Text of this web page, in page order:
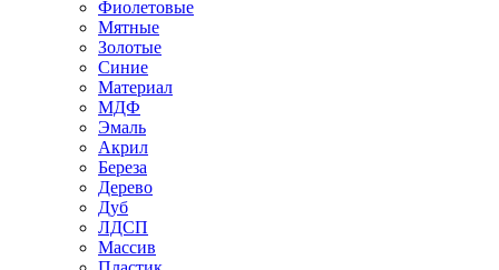
Фиолетовые
Мятные
Золотые
Синие
Материал
МДФ
Эмаль
Акрил
Береза
Дерево
Дуб
ЛДСП
Массив